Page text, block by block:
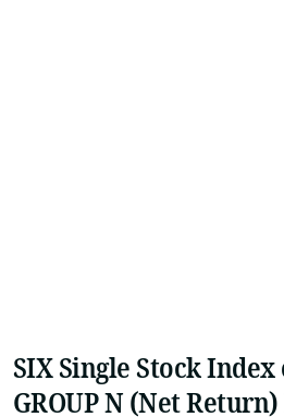
SIX Single Stock Index
GROUP N (Net